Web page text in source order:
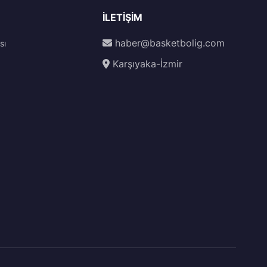
İLETIŞIM
haber@basketbolig.com
Karşıyaka-İzmir